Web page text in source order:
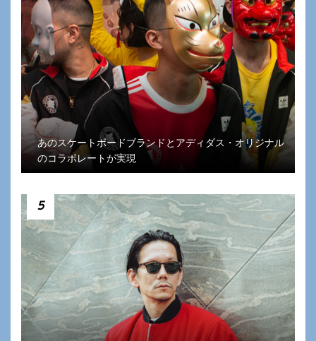
あのスケートボードブランドとアディダス・オリジナル
のコラボレートが実現
5